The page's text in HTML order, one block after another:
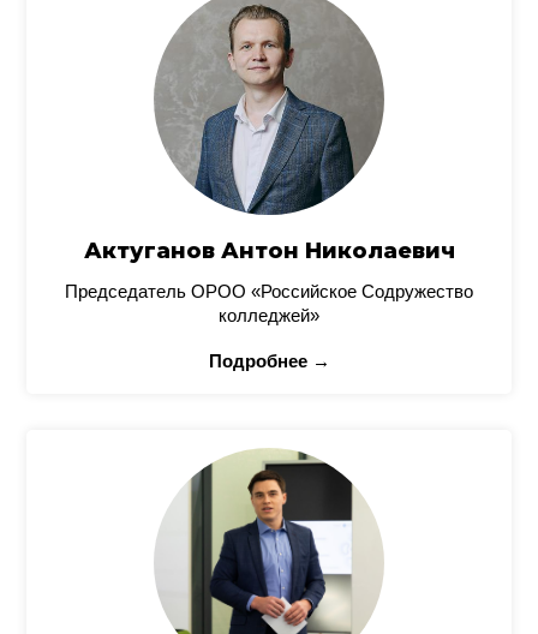
Актуганов Антон Николаевич
Председатель ОРОО «Российское Содружество
колледжей»
Подробнее →